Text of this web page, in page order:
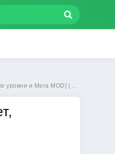
| Взлом Freedoom на Андроид